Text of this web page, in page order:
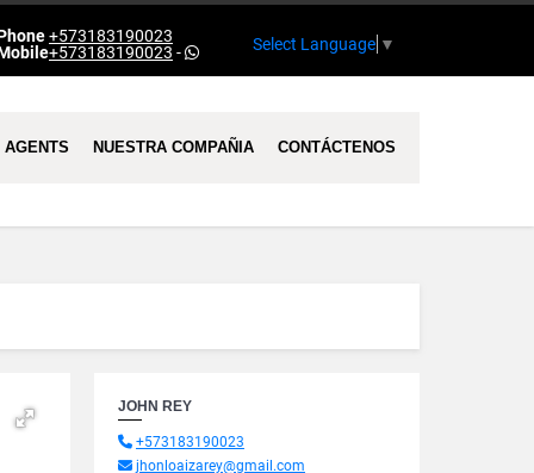
+573183190023
+573183190023 - Select Language ▼
AGENTS NUESTRA COMPAÑIA CONTÁCTENOS
JOHN REY
+573183190023
jhonloaizarey@gmail.com